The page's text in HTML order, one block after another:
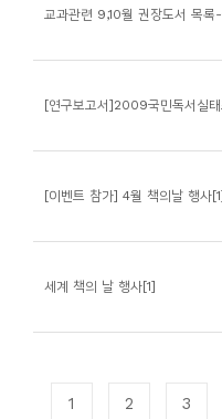
교과관련 9,10월 권장도서 목록
[연구보고서]2009국민독서실태
[이벤트 참가] 4월 책의날 행사[1]
세계 책의 날 행사[1]
1 2 3